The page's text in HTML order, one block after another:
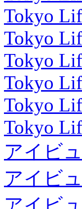
Tokyo
Tokyo
Tokyo
Tokyo
Tokyo
Tokyo
アイビ
アイビ